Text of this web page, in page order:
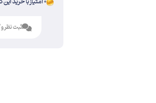
ثبت نظر و